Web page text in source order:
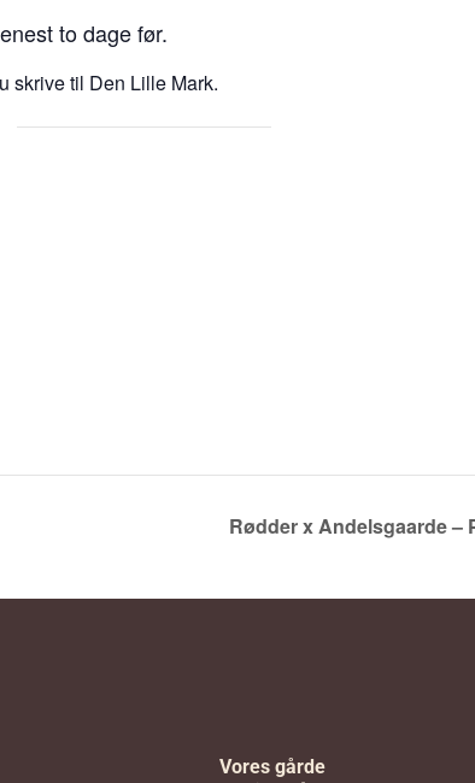
to dage før.
skrive til Den Lille Mark.
Rødder x Andelsgaarde –
Vores gårde